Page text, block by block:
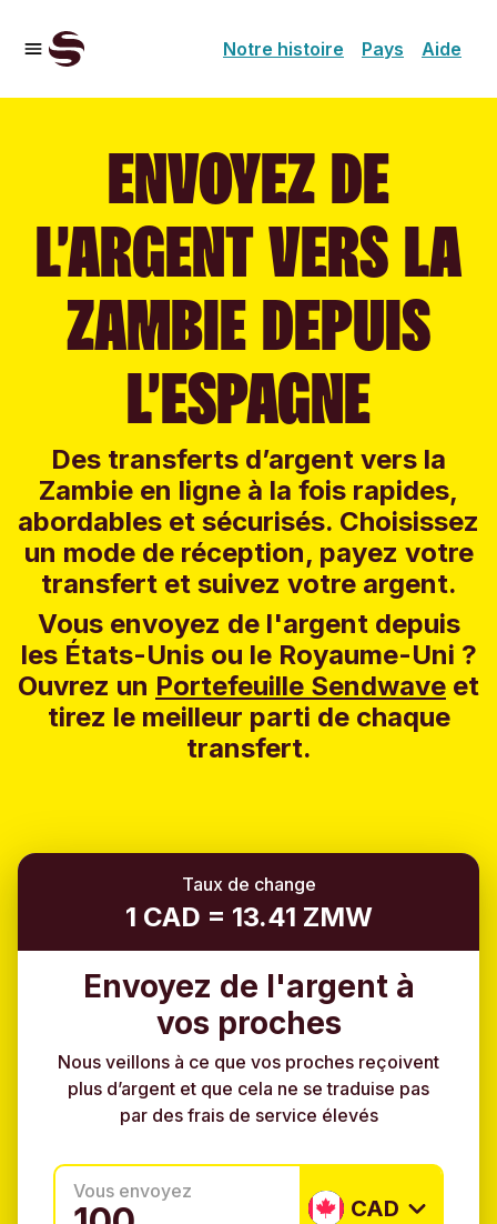
Notre histoire Pays Aide
ENVOYEZ DE
L’ARGENT VERS LA
ZAMBIE DEPUIS
L’ESPAGNE
Des transferts d’argent vers la
Zambie en ligne à la fois rapides,
abordables et sécurisés. Choisissez
un mode de réception, payez votre
transfert et suivez votre argent.
Vous envoyez de l'argent depuis
les États-Unis ou le Royaume-Uni ?
Ouvrez un Portefeuille Sendwave et
tirez le meilleur parti de chaque
transfert.
Taux de change
1 CAD = 13.41 ZMW
Envoyez de l'argent à
vos proches
Nous veillons à ce que vos proches reçoivent
plus d’argent et que cela ne se traduise pas
par des frais de service élevés
Vous envoyez
CAD